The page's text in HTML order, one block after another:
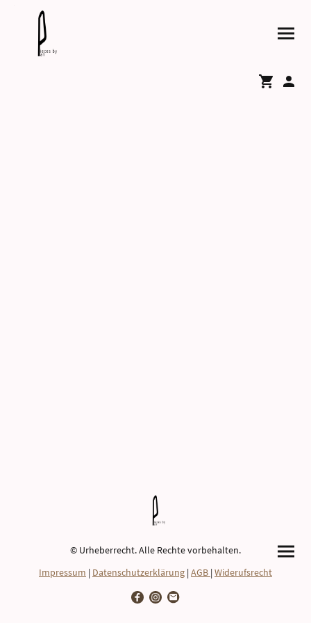
© Urheberrecht. Alle Rechte vorbehalten.
Impressum | Datenschutzerklärung | AGB | Widerufsrecht